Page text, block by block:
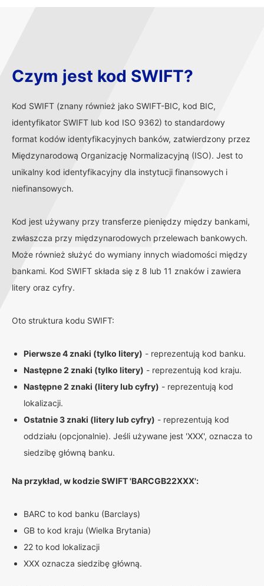
Czym jest kod SWIFT?
Kod SWIFT (znany również jako SWIFT-BIC, kod BIC,
identyfikator SWIFT lub kod ISO 9362) to standardowy
format kodów identyfikacyjnych banków, zatwierdzony przez
Międzynarodową Organizację Normalizacyjną (ISO). Jest to
unikalny kod identyfikacyjny dla instytucji finansowych i
niefinansowych.
Kod jest używany przy transferze pieniędzy między bankami,
zwłaszcza przy międzynarodowych przelewach bankowych.
Może również służyć do wymiany innych wiadomości między
bankami. Kod SWIFT składa się z 8 lub 11 znaków i zawiera
litery oraz cyfry.
Oto struktura kodu SWIFT:
Pierwsze 4 znaki (tylko litery) - reprezentują kod banku.
Następne 2 znaki (tylko litery) - reprezentują kod kraju.
Następne 2 znaki (litery lub cyfry) - reprezentują kod
lokalizacji.
Ostatnie 3 znaki (litery lub cyfry) - reprezentują kod
oddziału (opcjonalnie). Jeśli używane jest 'XXX', oznacza to
siedzibę główną banku.
Na przykład, w kodzie SWIFT 'BARCGB22XXX':
BARC to kod banku (Barclays)
GB to kod kraju (Wielka Brytania)
22 to kod lokalizacji
XXX oznacza siedzibę główną.